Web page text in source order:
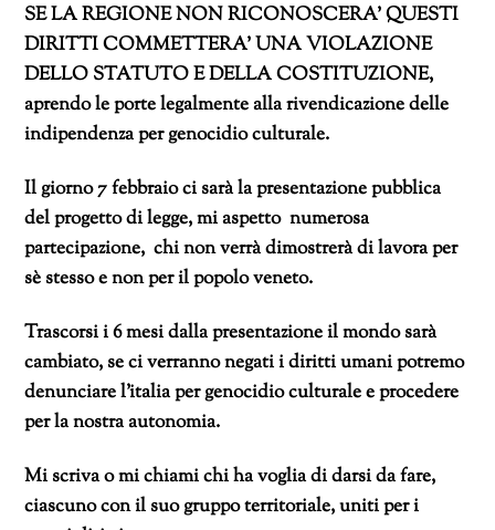
SE LA REGIONE NON RICONOSCERA’ QUESTI
DIRITTI COMMETTERA’ UNA VIOLAZIONE
DELLO STATUTO E DELLA COSTITUZIONE,
aprendo le porte legalmente alla rivendicazione delle
indipendenza per genocidio culturale.
Il giorno 7 febbraio ci sarà la presentazione pubblica
del progetto di legge, mi aspetto numerosa
partecipazione, chi non verrà dimostrerà di lavora per
sè stesso e non per il popolo veneto.
Trascorsi i 6 mesi dalla presentazione il mondo sarà
cambiato, se ci verranno negati i diritti umani potremo
denunciare l’italia per genocidio culturale e procedere
per la nostra autonomia.
Mi scriva o mi chiami chi ha voglia di darsi da fare,
ciascuno con il suo gruppo territoriale, uniti per i